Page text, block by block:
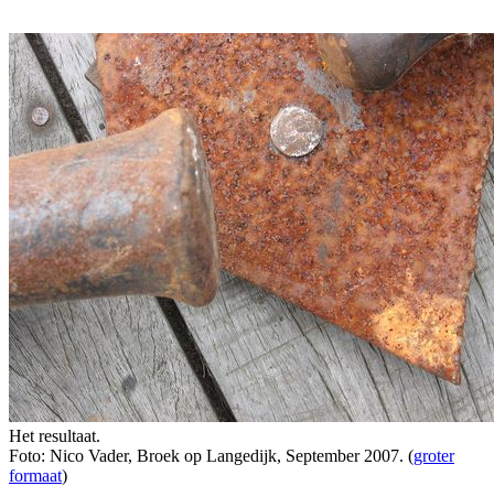
Het resultaat.
Foto: Nico Vader, Broek op Langedijk, September 2007. (groter
formaat)